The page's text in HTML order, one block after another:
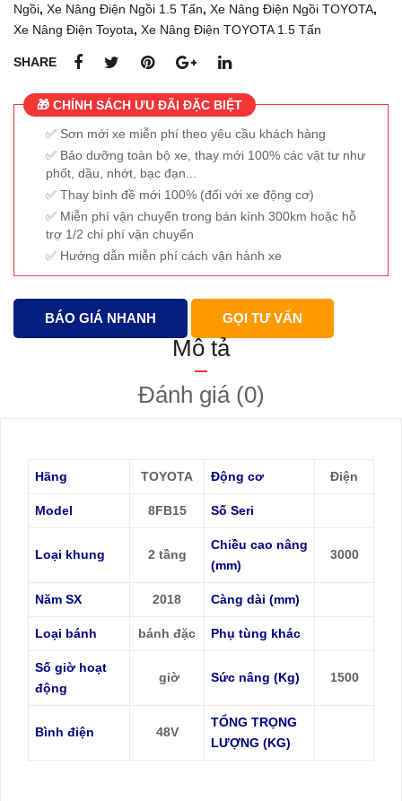
12
Ngồi, Xe Nâng Điện Ngồi 1.5 Tấn, Xe Nâng Điện Ngồi TOYOTA,
Xe Nâng Điện Toyota, Xe Nâng Điện TOYOTA 1.5 Tấn
SHARE
🎁 CHÍNH SÁCH ƯU ĐÃI ĐẶC BIỆT
Sơn mới xe miễn phí theo yêu cầu khách hàng
Bảo dưỡng toàn bộ xe, thay mới 100% các vật tư như
phốt, dầu, nhớt, bạc đạn...
Thay bình đề mới 100% (đối với xe động cơ)
Miễn phí vận chuyển trong bán kính 300km hoặc hỗ
trợ 1/2 chi phí vận chuyển
Hướng dẫn miễn phí cách vận hành xe
BÁO GIÁ NHANH GỌI TƯ VẤN
Mô tả
Đánh giá (0)
Hãng TOYOTA Động cơ Điện
Model 8FB15 Số Seri
Loại khung 2 tầng
Chiều cao nâng
(mm)
3000
Năm SX 2018 Càng dài (mm)
Loại bánh bánh đặc Phụ tùng khác
Số giờ hoạt
động
giờ Sức nâng (Kg) 1500
Bình điện 48V
TỔNG TRỌNG
LƯỢNG (KG)